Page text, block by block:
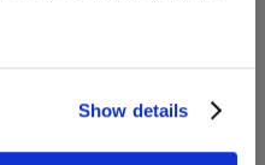
Show details
of